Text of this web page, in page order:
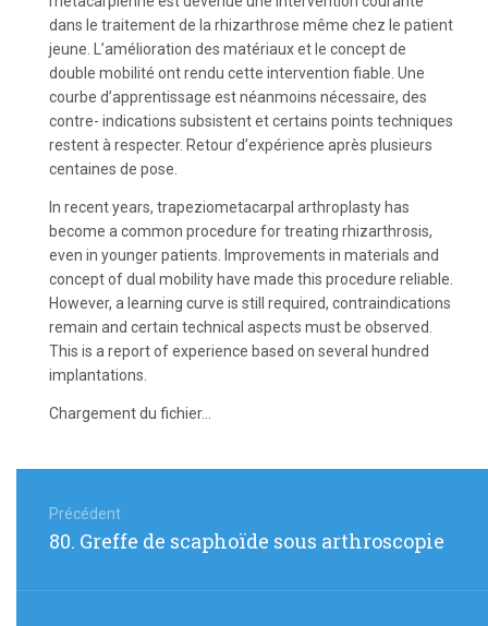
dans le traitement de la rhizarthrose même chez le patient
jeune. L’amélioration des matériaux et le concept de
double mobilité ont rendu cette intervention fiable. Une
courbe d’apprentissage est néanmoins nécessaire, des
contre- indications subsistent et certains points techniques
restent à respecter. Retour d’expérience après plusieurs
centaines de pose.
In recent years, trapeziometacarpal arthroplasty has
become a common procedure for treating rhizarthrosis,
even in younger patients. Improvements in materials and
concept of dual mobility have made this procedure reliable.
However, a learning curve is still required, contraindications
remain and certain technical aspects must be observed.
This is a report of experience based on several hundred
implantations.
Chargement du fichier...
dePrécédent
Article
80. Greffe de scaphoïde sous arthroscopie